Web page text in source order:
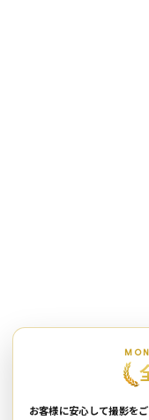
お客様に安心して撮影を